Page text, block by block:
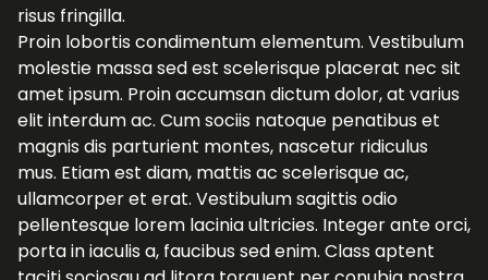
risus fringilla.
Proin lobortis condimentum elementum. Vestibulum
molestie massa sed est scelerisque placerat nec sit
amet ipsum. Proin accumsan dictum dolor, at varius
elit interdum ac. Cum sociis natoque penatibus et
magnis dis parturient montes, nascetur ridiculus
mus. Etiam est diam, mattis ac scelerisque ac,
ullamcorper et erat. Vestibulum sagittis odio
pellentesque lorem lacinia ultricies. Integer ante orci,
porta in iaculis a, faucibus sed enim. Class aptent